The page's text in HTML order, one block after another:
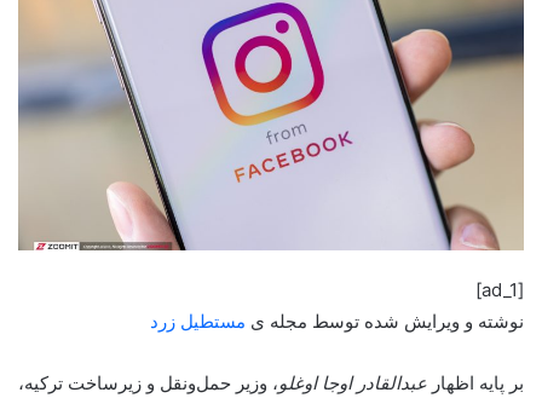
[ad_1]
نوشته و ویرایش شده توسط مجله ی مستطیل زرد
بر پایه اظهار عبدالقادر اوجا اوغلو، وزیر حمل‌و‌نقل و زیرساخت ترکیه،